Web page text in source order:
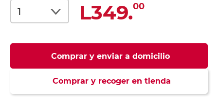
L349.00
Comprar y enviar a domicilio
Comprar y recoger en tienda